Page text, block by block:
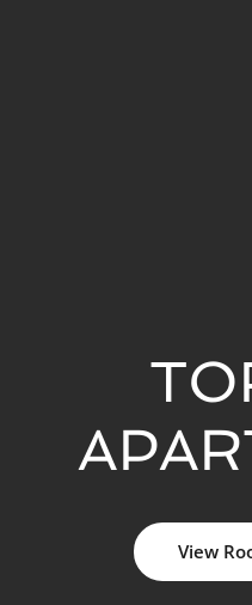
View